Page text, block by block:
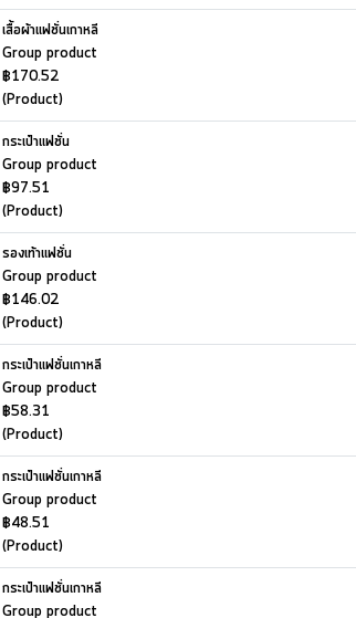
เสื้อผ้าแฟชั่นเกาหลี
Group product
฿170.52
(Product)
กระเป๋าแฟชั่น
Group product
฿97.51
(Product)
รองเท้าแฟชั่น
Group product
฿146.02
(Product)
กระเป๋าแฟชั่นเกาหลี
Group product
฿58.31
(Product)
กระเป๋าแฟชั่นเกาหลี
Group product
฿48.51
(Product)
กระเป๋าแฟชั่นเกาหลี
Group product